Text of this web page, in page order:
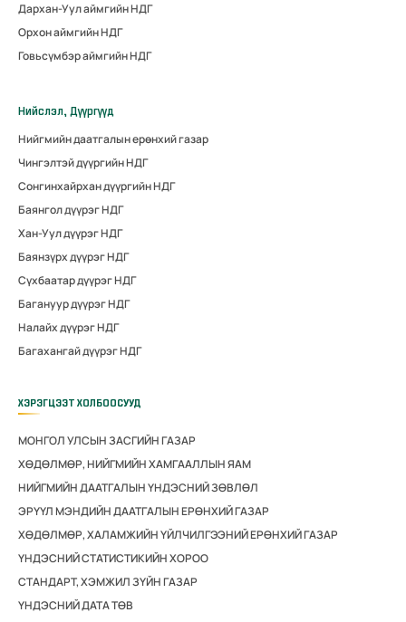
Дархан-Уул аймгийн НДГ
Орхон аймгийн НДГ
Говьсүмбэр аймгийн НДГ
Нийслэл, Дүүргүүд
Нийгмийн даатгалын ерөнхий газар
Чингэлтэй дүүргийн НДГ
Сонгинхайрхан дүүргийн НДГ
Баянгол дүүрэг НДГ
Хан-Уул дүүрэг НДГ
Баянзүрх дүүрэг НДГ
Сүхбаатар дүүрэг НДГ
Багануур дүүрэг НДГ
Налайх дүүрэг НДГ
Багахангай дүүрэг НДГ
ХЭРЭГЦЭЭТ ХОЛБООСУУД
МОНГОЛ УЛСЫН ЗАСГИЙН ГАЗАР
ХӨДӨЛМӨР, НИЙГМИЙН ХАМГААЛЛЫН ЯАМ
НИЙГМИЙН ДААТГАЛЫН ҮНДЭСНИЙ ЗӨВЛӨЛ
ЭРҮҮЛ МЭНДИЙН ДААТГАЛЫН ЕРӨНХИЙ ГАЗАР
ХӨДӨЛМӨР, ХАЛАМЖИЙН ҮЙЛЧИЛГЭЭНИЙ ЕРӨНХИЙ ГАЗАР
ҮНДЭСНИЙ СТАТИСТИКИЙН ХОРОО
СТАНДАРТ, ХЭМЖИЛ ЗҮЙН ГАЗАР
ҮНДЭСНИЙ ДАТА ТӨВ